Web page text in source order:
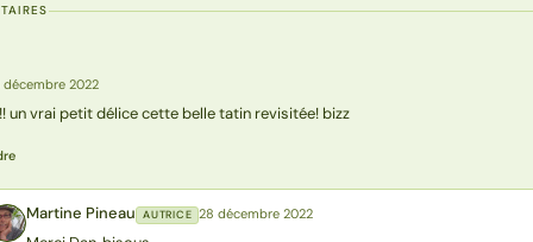
décembre 2022
un vrai petit délice cette belle tatin revisitée! bizz
Martine Pineau AUTRICE 28 décembre 2022